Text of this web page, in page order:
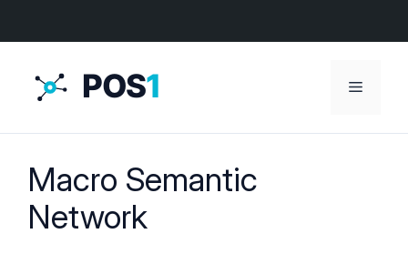
Menú
Macro Semantic
Network